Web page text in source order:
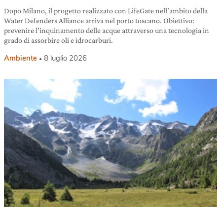
Dopo Milano, il progetto realizzato con LifeGate nell’ambito della
Water Defenders Alliance arriva nel porto toscano. Obiettivo:
prevenire l’inquinamento delle acque attraverso una tecnologia in
grado di assorbire oli e idrocarburi.
Ambiente 8 luglio 2026